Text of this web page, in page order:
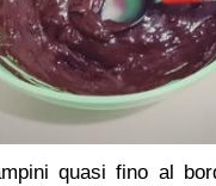
quasi fino al